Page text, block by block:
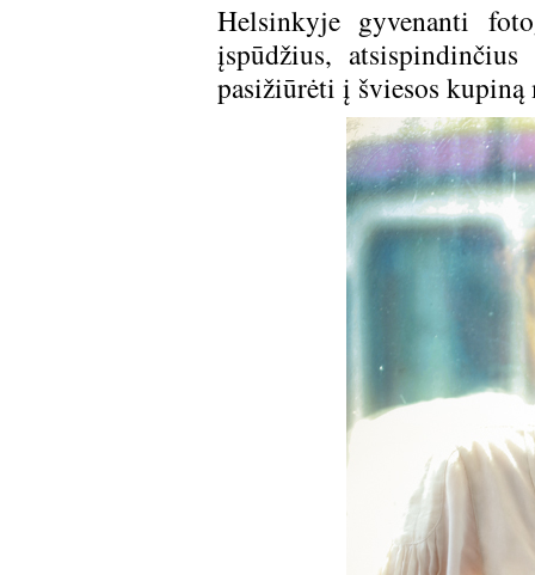
Helsinkyje gyvenanti
įspūdžius,
pasižiūrėti į šviesos